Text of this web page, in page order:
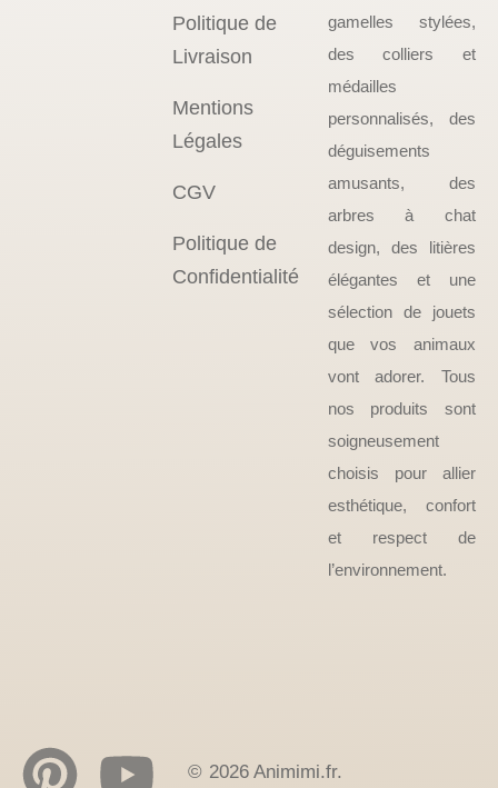
Politique de
Livraison
Mentions
Légales
CGV
Politique de
Confidentialité
gamelles stylées,
des colliers et
médailles
personnalisés, des
déguisements
amusants, des
arbres à chat
design, des litières
élégantes et une
sélection de jouets
que vos animaux
vont adorer. Tous
nos produits sont
soigneusement
choisis pour allier
esthétique, confort
et respect de
l’environnement.
© 2026 Animimi.fr.